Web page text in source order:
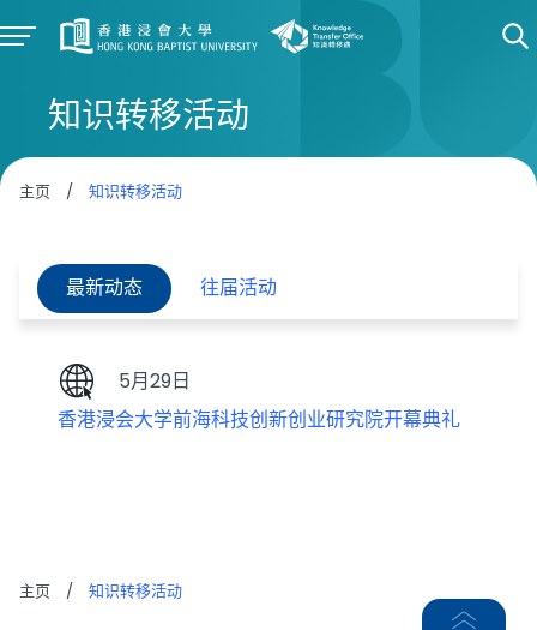
知识转移活动
主页 / 知识转移活动
最新动态 往届活动
5月29日
香港浸会大学前海科技创新创业研究院开幕典礼
主页 / 知识转移活动